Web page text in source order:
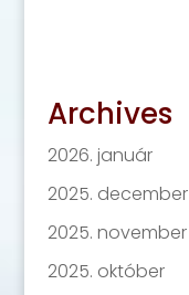
Archives
2026. január
2025. december
2025. november
2025. október